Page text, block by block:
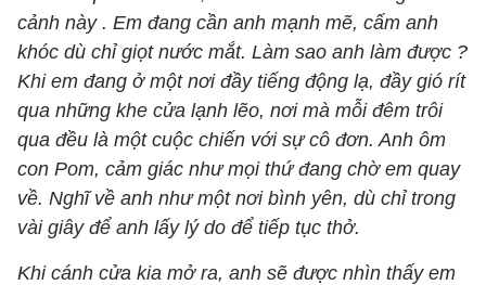
cảnh này . Em đang cần anh mạnh mẽ, cấm anh
khóc dù chỉ giọt nước mắt. Làm sao anh làm được ?
Khi em đang ở một nơi đầy tiếng động lạ, đầy gió rít
qua những khe cửa lạnh lẽo, nơi mà mỗi đêm trôi
qua đều là một cuộc chiến với sự cô đơn. Anh ôm
con Pom, cảm giác như mọi thứ đang chờ em quay
về. Nghĩ về anh như một nơi bình yên, dù chỉ trong
vài giây để anh lấy lý do để tiếp tục thở.
Khi cánh cửa kia mở ra, anh sẽ được nhìn thấy em